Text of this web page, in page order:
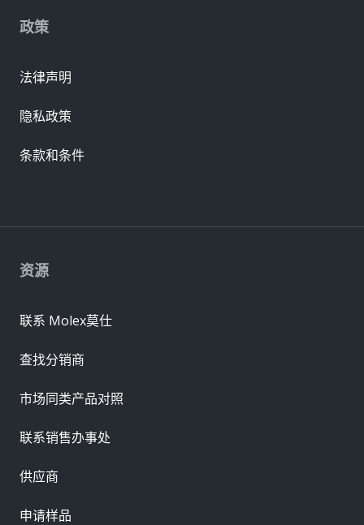
资源
联系 Molex莫仕
查找分销商
市场同类产品对照
联系销售办事处
供应商
申请样品
政策
法律声明
隐私政策
条款和条件